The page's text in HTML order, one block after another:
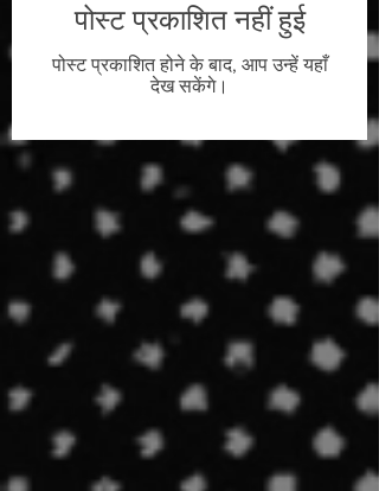
पोस्ट प्रकाशित नहीं हुई
पोस्ट प्रकाशित होने के बाद, आप उन्हें यहाँ
देख सकेंगे।